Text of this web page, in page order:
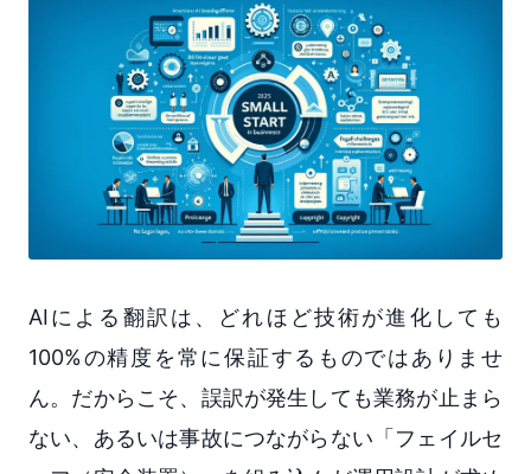
AIによる翻訳は、どれほど技術が進化しても
100%の精度を常に保証するものではありませ
ん。だからこそ、誤訳が発生しても業務が止まら
ない、あるいは事故につながらない「フェイルセ